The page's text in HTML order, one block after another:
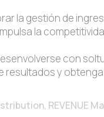
la gestión de
la
con
resultados y
, REVENUE